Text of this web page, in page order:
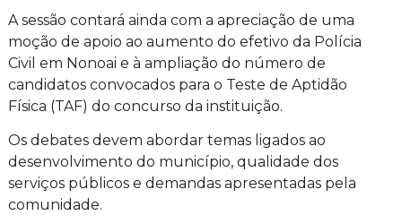
A sessão contará ainda com a apreciação de uma
moção de apoio ao aumento do efetivo da Polícia
Civil em Nonoai e à ampliação do número de
candidatos convocados para o Teste de Aptidão
Física (TAF) do concurso da instituição.
Os debates devem abordar temas ligados ao
desenvolvimento do município, qualidade dos
serviços públicos e demandas apresentadas pela
comunidade.